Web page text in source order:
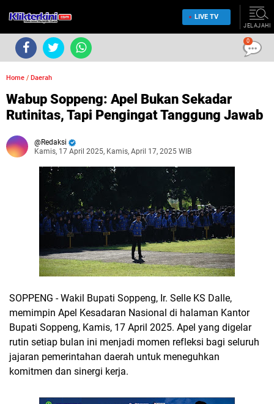
LIVE TV
JELAJAHI
Home / Daerah
Wabup Soppeng: Apel Bukan Sekadar
Rutinitas, Tapi Pengingat Tanggung Jawab
Redaksi
Kamis, 17 April 2025, Kamis, April 17, 2025 WIB
SOPPENG - Wakil Bupati Soppeng, Ir. Selle KS Dalle,
memimpin Apel Kesadaran Nasional di halaman Kantor
Bupati Soppeng, Kamis, 17 April 2025. Apel yang digelar
rutin setiap bulan ini menjadi momen refleksi bagi seluruh
jajaran pemerintahan daerah untuk meneguhkan
komitmen dan sinergi kerja.
0